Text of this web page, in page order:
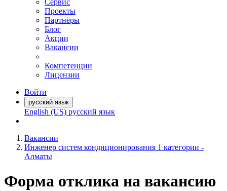
Сервис
Проекты
Партнёры
Блог
Акции
Вакансии
Компетенции
Лицензии
Войти
русский язык
English (US) русский язык
Вакансии
Инженер систем кондиционирования 1 категории -
Алматы
Форма отклика на вакансию